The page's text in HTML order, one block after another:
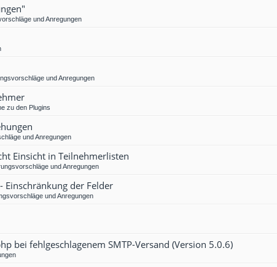
und Anregungen
und Anregungen
zu den Plugins
und Anregungen
Einsicht in Teilnehmerlisten
und Anregungen
Einschränkung der Felder
und Anregungen
bei fehlgeschlagenem SMTP-Versand (Version 5.0.6)